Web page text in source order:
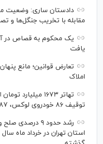
دادستان ساری: وضعیت
مقابله با تخریب جنگل‌ها و
یک محکوم به قصاص در
یافت
تعارض قوانین؛ مانع
املاک
تهاتر ۱۶۷۳
توقیف ۸۶ خودروی لوکس، ۱۸۷ قطعه زمین و ۸۶ واحد آپارتمان
رشد حدود ۹
استان تهران در خرداد ماه